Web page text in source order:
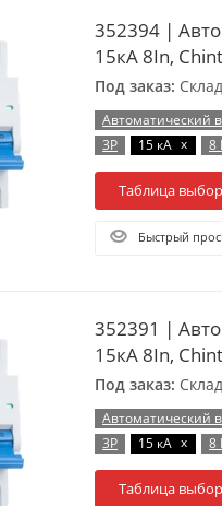
352394 |
15кА 8In, Chint
Под заказ:
Автоматический
3P
15 кА x 8
Таблица
Быстрый
352391 |
15кА 8In, Chint
Под заказ:
Автоматический
3P
15 кА x 8
Таблица